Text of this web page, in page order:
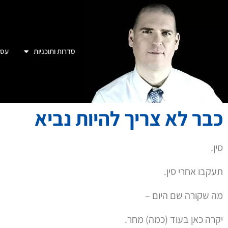
כבר לא צריך להיות נביא
סין.
תעקבו אחרי סין.
מה שקורה שם היום –
יקרה כאן בעוד (כמה) מחר.
בשנת 2021 — 38% מהפטנטים שנרשמו בעולם שייכים ל… סין.
הם שולטים בידע, בטכנולוגיה, בשימושים, ביישומים – בחיים.